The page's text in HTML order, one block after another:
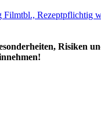
Rezeptpflichtig
Risiken